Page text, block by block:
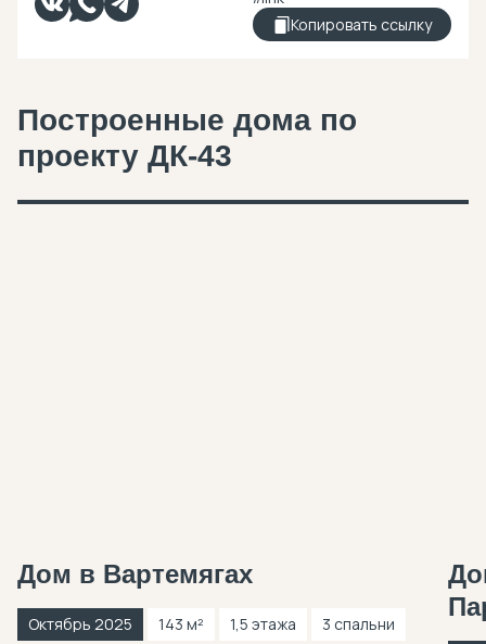
Копировать ссылку
Построенные дома по
проекту ДК-43
Дом в Вартемягах
Октябрь 2025 143 м² 1,5 этажа 3 спальни